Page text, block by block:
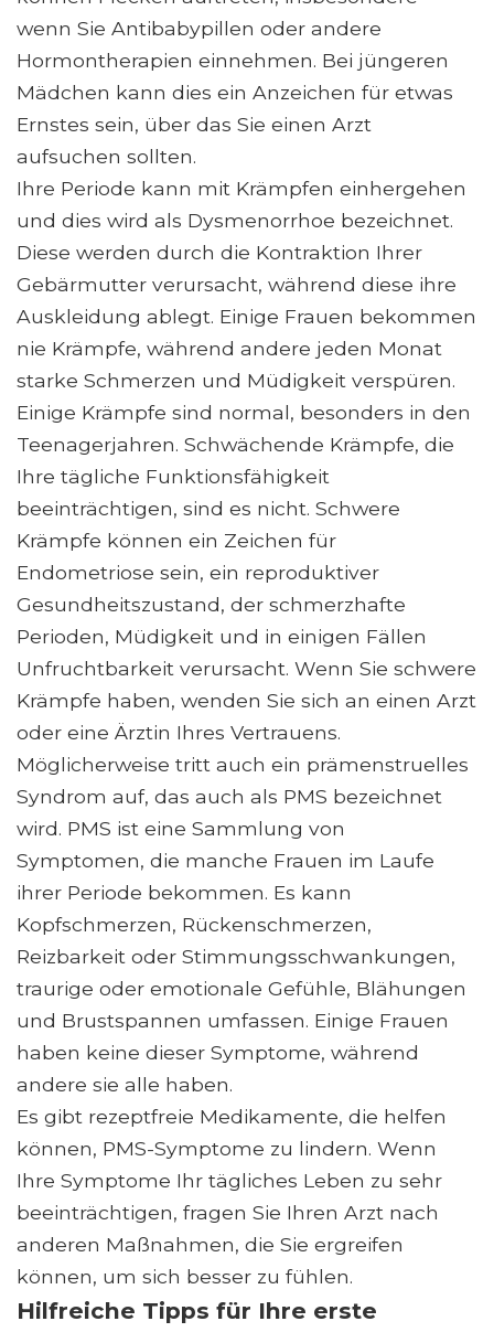
wenn Sie Antibabypillen oder andere
Hormontherapien einnehmen. Bei jüngeren
Mädchen kann dies ein Anzeichen für etwas
Ernstes sein, über das Sie einen Arzt
aufsuchen sollten.
Ihre Periode kann mit Krämpfen einhergehen
und dies wird als Dysmenorrhoe bezeichnet.
Diese werden durch die Kontraktion Ihrer
Gebärmutter verursacht, während diese ihre
Auskleidung ablegt. Einige Frauen bekommen
nie Krämpfe, während andere jeden Monat
starke Schmerzen und Müdigkeit verspüren.
Einige Krämpfe sind normal, besonders in den
Teenagerjahren. Schwächende Krämpfe, die
Ihre tägliche Funktionsfähigkeit
beeinträchtigen, sind es nicht. Schwere
Krämpfe können ein Zeichen für
Endometriose sein, ein reproduktiver
Gesundheitszustand, der schmerzhafte
Perioden, Müdigkeit und in einigen Fällen
Unfruchtbarkeit verursacht. Wenn Sie schwere
Krämpfe haben, wenden Sie sich an einen Arzt
oder eine Ärztin Ihres Vertrauens.
Möglicherweise tritt auch ein prämenstruelles
Syndrom auf, das auch als PMS bezeichnet
wird. PMS ist eine Sammlung von
Symptomen, die manche Frauen im Laufe
ihrer Periode bekommen. Es kann
Kopfschmerzen, Rückenschmerzen,
Reizbarkeit oder Stimmungsschwankungen,
traurige oder emotionale Gefühle, Blähungen
und Brustspannen umfassen. Einige Frauen
haben keine dieser Symptome, während
andere sie alle haben.
Es gibt rezeptfreie Medikamente, die helfen
können, PMS-Symptome zu lindern. Wenn
Ihre Symptome Ihr tägliches Leben zu sehr
beeinträchtigen, fragen Sie Ihren Arzt nach
anderen Maßnahmen, die Sie ergreifen
können, um sich besser zu fühlen.
Hilfreiche Tipps für Ihre erste